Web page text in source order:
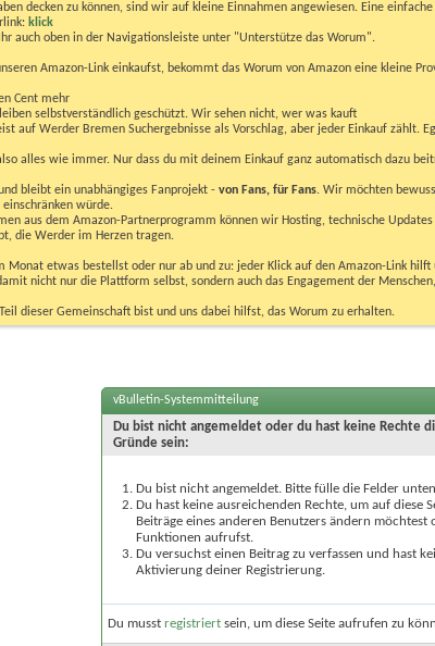
decken zu können, sind wir auf kleine Einnahmen angewiesen. Eine
klick
auch oben in der Navigationsleiste unter "Unterstütze das Worum".
Amazon-Link einkaufst, bekommt das Worum von Amazon eine kleine
Cent mehr
selbstverständlich geschützt. Wir sehen nicht, wer was kauft
auf Werder Bremen Suchergebnisse als Vorschlag, aber jeder Einkauf zählt.
alles wie immer. Nur dass du mit deinem Einkauf ganz automatisch dazu
bleibt ein unabhängiges Fanprojekt - von Fans, für Fans. Wir möchten
würde.
aus dem Amazon-Partnerprogramm können wir Hosting, technische
die Werder im Herzen tragen.
Monat etwas bestellst oder nur ab und zu: jeder Klick auf den Amazon-Link hilft
nicht nur die Plattform selbst, sondern auch das Engagement der
Teil dieser Gemeinschaft bist und uns dabei hilfst, das Worum zu erhalten.
vBulletin-Systemmitteilung
Du bist nicht angemeldet oder du hast keine Rechte
Gründe sein:
Du bist nicht angemeldet. Bitte fülle die Felder
Du hast keine ausreichenden Rechte, um auf diese
Beiträge eines anderen Benutzers ändern
Funktionen aufrufst.
Du versuchst einen Beitrag zu verfassen und hast
Aktivierung deiner Registrierung.
Du musst registriert sein, um diese Seite aufrufen zu